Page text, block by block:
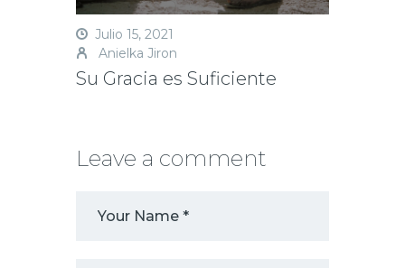
Julio 15, 2021
Anielka Jiron
Su Gracia es Suficiente
Leave a comment